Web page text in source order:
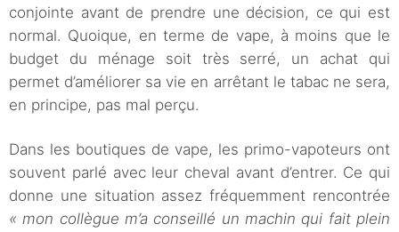
conjointe avant de prendre une décision, ce qui est
normal. Quoique, en terme de vape, à moins que le
budget du ménage soit très serré, un achat qui
permet d’améliorer sa vie en arrêtant le tabac ne sera,
en principe, pas mal perçu.
Dans les boutiques de vape, les primo-vapoteurs ont
souvent parlé avec leur cheval avant d’entrer. Ce qui
donne une situation assez fréquemment rencontrée
« mon collègue m’a conseillé un machin qui fait plein